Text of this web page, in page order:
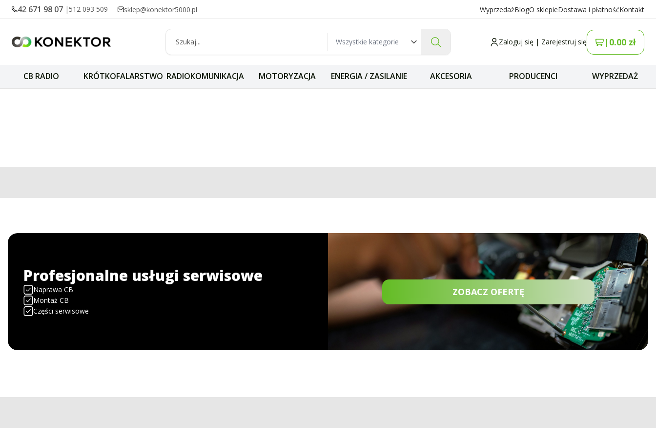
42 671 98 07 | 512 093 509 sklep@konektor5000.pl WyprzedażBlogO sklepieDostawa i płatnośćKontakt
Zaloguj się | Zarejestruj się | 0.00 zł
CB RADIO KRÓTKOFALARSTWO RADIOKOMUNIKACJA MOTORYZACJA ENERGIA / ZASILANIE AKCESORIA PRODUCENCI WYPRZEDAŻ
Profesjonalne usługi serwisowe
Naprawa CB
Montaż CB
Części serwisowe
ZOBACZ OFERTĘ